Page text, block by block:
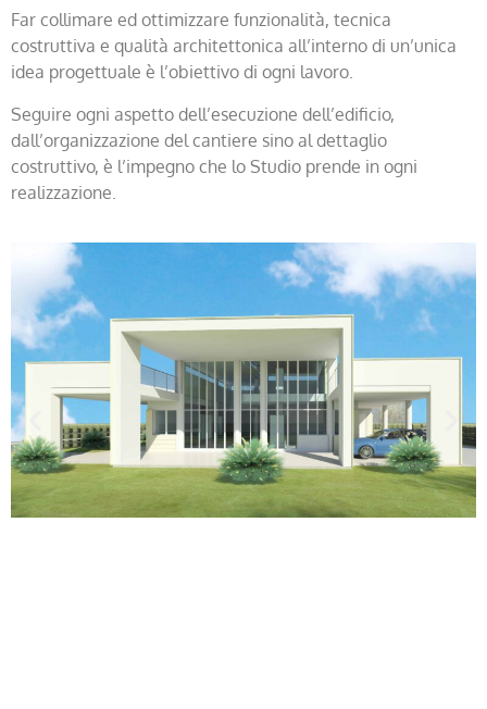
Far collimare ed ottimizzare funzionalità, tecnica
costruttiva e qualità architettonica all’interno di un’unica
idea progettuale è l’obiettivo di ogni lavoro.
Seguire ogni aspetto dell’esecuzione dell’edificio,
dall’organizzazione del cantiere sino al dettaglio
costruttivo, è l’impegno che lo Studio prende in ogni
realizzazione.